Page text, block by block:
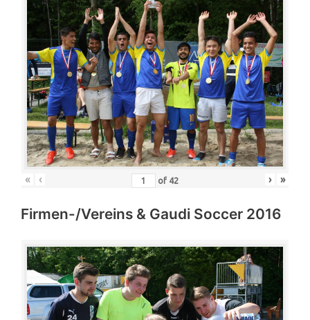
« ‹ of 42 › »
Firmen-/Vereins & Gaudi Soccer 2016